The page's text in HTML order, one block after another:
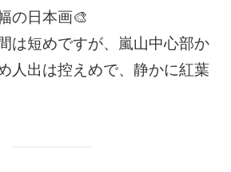
の日本画🎨
は短めですが、嵐山中心部か
人出は控えめで、静かに紅葉